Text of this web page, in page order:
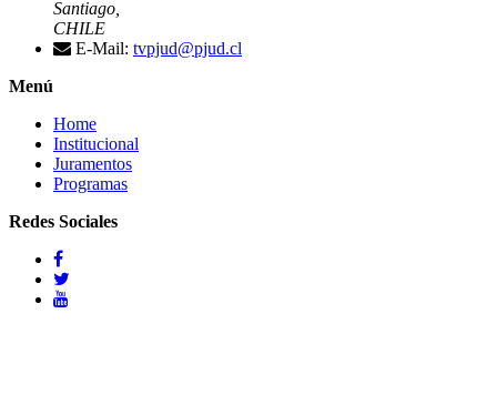
Santiago,
CHILE
E-Mail: tvpjud@pjud.cl
Menú
Home
Institucional
Juramentos
Programas
Redes Sociales